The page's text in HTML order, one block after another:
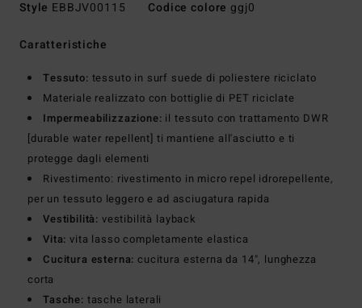
Style EBBJV00115 Codice colore ggj0
Caratteristiche
Tessuto: tessuto in surf suede di poliestere riciclato
Materiale realizzato con bottiglie di PET riciclate
Impermeabilizzazione: il tessuto con trattamento DWR
[durable water repellent] ti mantiene all'asciutto e ti
protegge dagli elementi
Rivestimento: rivestimento in micro repel idrorepellente,
per un tessuto leggero e ad asciugatura rapida
Vestibilità: vestibilità layback
Vita: vita lasso completamente elastica
Cucitura esterna: cucitura esterna da 14", lunghezza
corta
Tasche: tasche laterali